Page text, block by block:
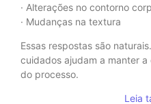
· Alterações no contorno
· Mudanças na textura
Essas respostas são
cuidados ajudam a manter
do processo.
Leia